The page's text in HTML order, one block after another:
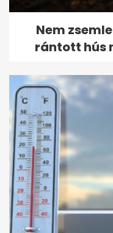
Nem
rántott hús